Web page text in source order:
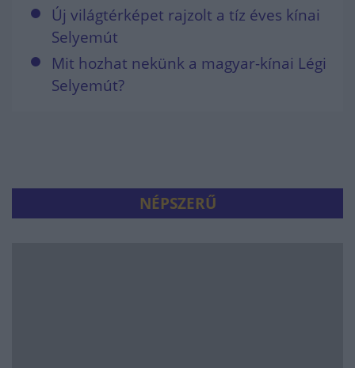
Új világtérképet rajzolt a tíz éves kínai
Selyemút
Mit hozhat nekünk a magyar-kínai Légi
Selyemút?
NÉPSZERŰ